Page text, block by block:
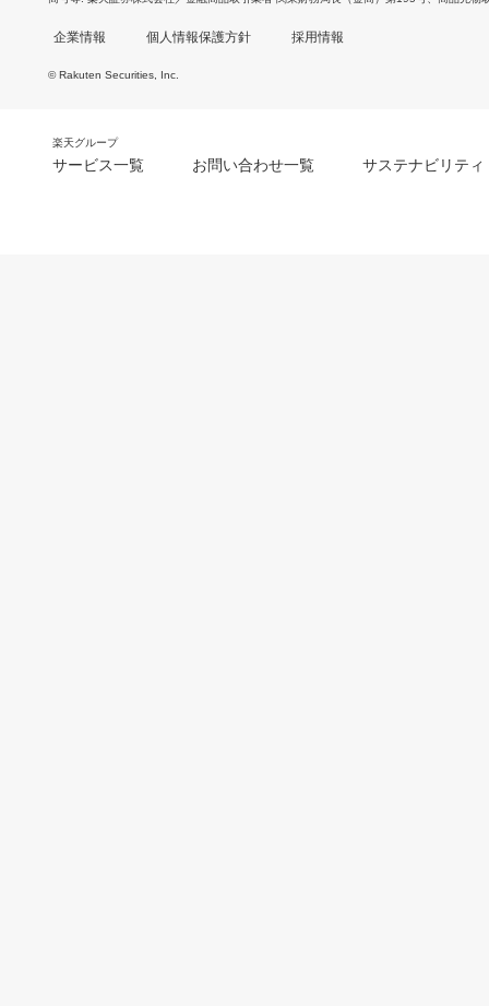
企業情報 個人情報保護方針 採用情報
© Rakuten Securities, Inc.
楽天グループ
サービス一覧 お問い合わせ一覧 サステナビリティ